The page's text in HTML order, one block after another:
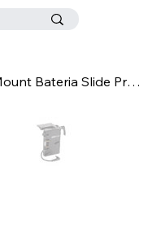
Anton Bauer Sony FX9 Gold Mount Bateria Slide Pro - Gold Mount